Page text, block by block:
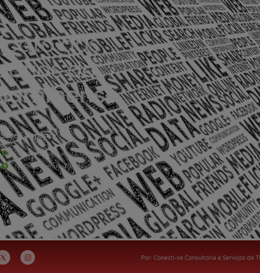
Sede Campestre:
Estrada Governador Chagas Freitas – 3.780 – Colônia Santo Antônio – Barra Mansa
De terça-feira a domingo, das 9h às 17h
Por: Conecti-se Consultoria e Serviços de TI